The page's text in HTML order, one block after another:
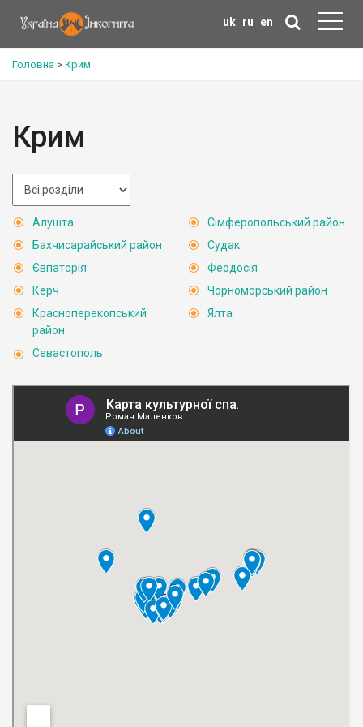
uk ru en
Головна > Крим
Крим
Алушта
Бахчисарайський район
Євпаторія
Керч
Красноперекопський
район
Севастополь
Сімферопольський район
Судак
Феодосія
Чорноморський район
Ялта